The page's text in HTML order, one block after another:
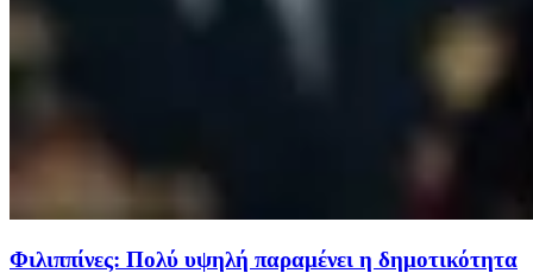
Φιλιππίνες: Πολύ υψηλή παραμένει η δημοτικότητα